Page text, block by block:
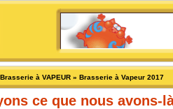
Brasserie à VAPEUR » Brasserie à Vapeur 2017
ce que nous avons-